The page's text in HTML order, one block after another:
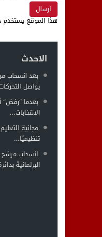
هذا الموقع يستخدم
الاحدث
بعد انسحاب
يواصل
بعدما “رفض”
الانتخابات...
مجانية
تنظيميًا...
انسحاب مرشح
البرلمانية